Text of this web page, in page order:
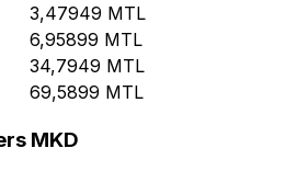
3,47949 MTL
6,95899 MTL
34,7949 MTL
69,5899 MTL
MKD